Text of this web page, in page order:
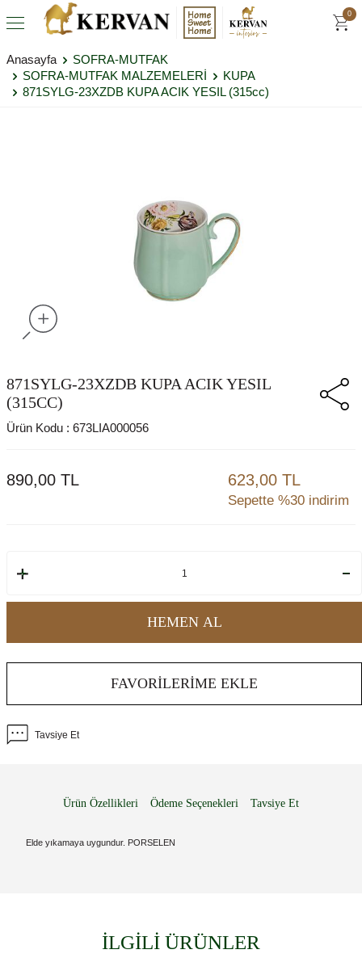
0
Anasayfa
SOFRA-MUTFAK
SOFRA-MUTFAK MALZEMELERİ
KUPA
871SYLG-23XZDB KUPA ACIK YESIL (315cc)
871SYLG-23XZDB KUPA ACIK YESIL
(315CC)
Ürün Kodu : 673LIA000056
890,00 TL 623,00 TL
Sepette %30 indirim
HEMEN AL
FAVORILERIME EKLE
Tavsiye Et
Ürün Özellikleri Ödeme Seçenekleri Tavsiye Et
Elde yıkamaya uygundur. PORSELEN
İLGİLİ ÜRÜNLER